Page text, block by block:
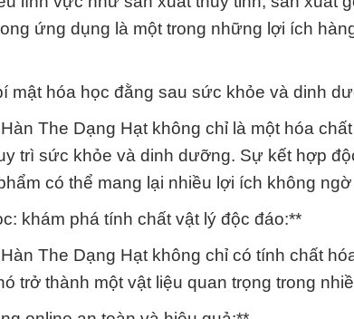
ứng dụng là một trong những lợi ích
mật hóa học đằng sau sức khỏe và dinh
The Dạng Hạt không chỉ là một hóa
trì sức khỏe và dinh dưỡng. Sự kết hợp
có thể mang lại nhiều lợi ích không
khám phá tính chất vật lý độc đáo:**
The Dạng Hạt không chỉ có tính chất
trở thành một vật liệu quan trọng trong